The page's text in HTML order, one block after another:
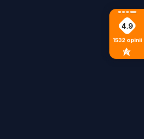
4.9
1532 opinii